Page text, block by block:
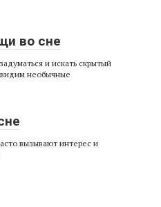
во сне
и искать скрытый
необычные
вызывают интерес и